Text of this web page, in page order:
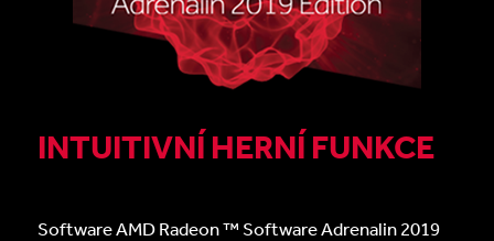
INTUITIVNÍ HERNÍ FUNKCE
Software AMD Radeon ™ Software Adrenalin 2019